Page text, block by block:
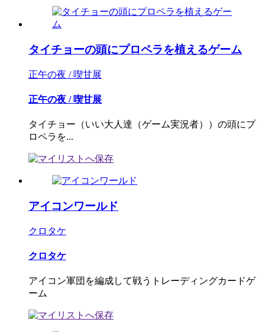
タイチョーの頭にプロペラを植えるゲーム
正午の夜 / 喫甘展
正午の夜 / 喫甘展
タイチョー（いい大人達（ゲーム実況者））の頭にプ
ロペラを...
アイコンワールド
クロタケ
クロタケ
アイコン軍団を編成して戦うトレーディングカードゲ
ーム